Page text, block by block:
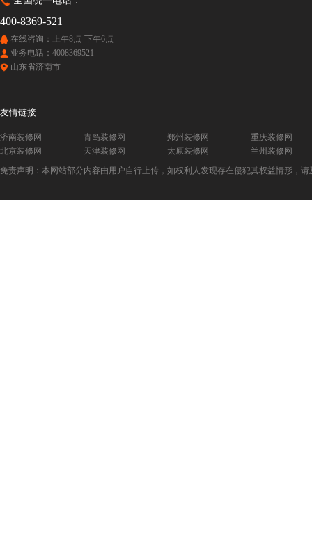
400-8369-521
在线咨询：上午8点-下午6点
业务电话：4008369521
山东省济南市
友情链接
济南装修网 青岛装修网 郑州装修网
重庆装修网
北京装修网
天津装修网 太原装修网
兰州装修网
免责声明：本网站部分内容由用户自行上传，如权利人发现存在侵犯其权益情形，